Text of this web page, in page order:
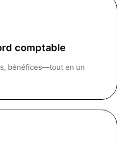
comptable
bénéfices—tout en un